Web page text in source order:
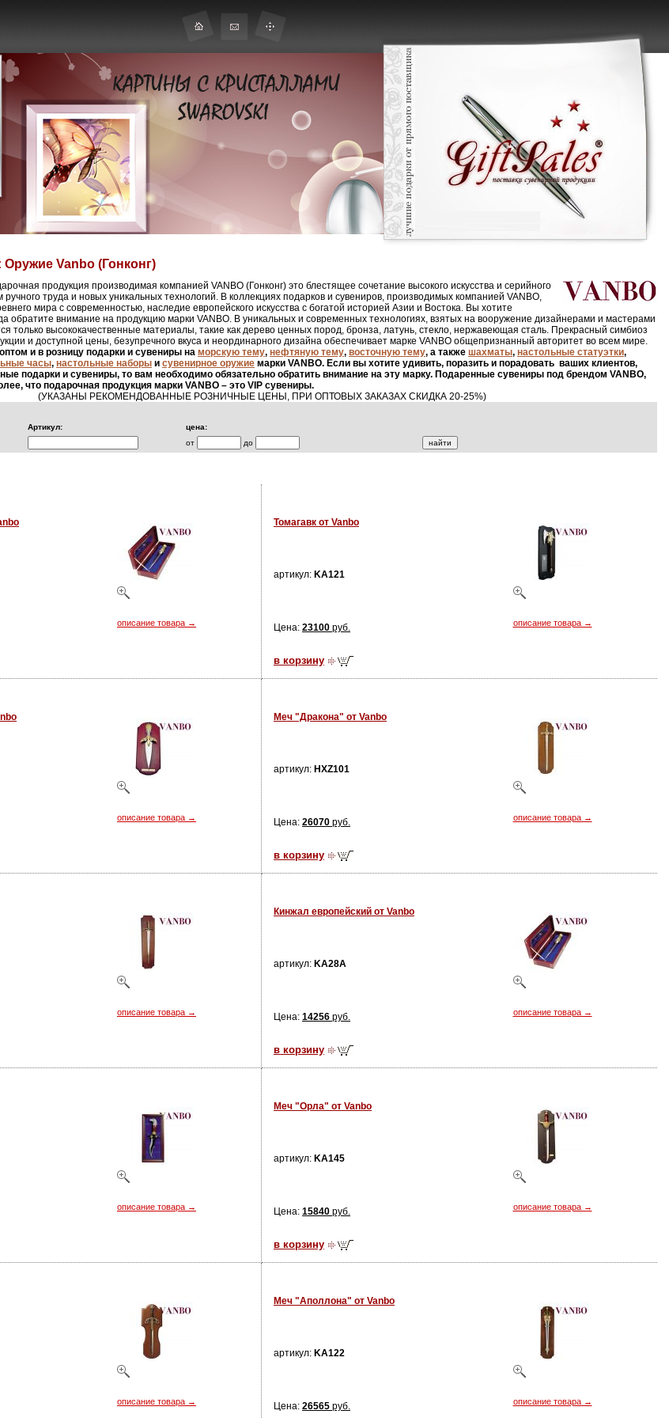
Vanbo (Гонконг)
продукция производимая компанией VANBO (Гонконг) это блестящее сочетание высокого искусства и серийного
труда и новых уникальных технологий. В коллекциях подарков и сувениров, производимых компанией VANBO,
мира с современностью, наследие европейского искусства с богатой историей Азии и Востока. Вы хотите
обратите внимание на продукцию марки VANBO. В уникальных и современных технологиях, взятых на вооружение дизайнерами и мастерами
только высококачественные материалы, такие как дерево ценных пород, бронза, латунь, стекло, нержавеющая сталь . Прекрасный симбиоз
и доступной цены, безупречного вкуса и неординарного дизайна обеспечивает марке VANBO общепризнанный авторитет во всем мире.
и в розницу подарки и сувениры на морскую тему, нефтяную тему, восточную тему, а также шахматы, настольные статуэтки,
часы, настольные наборы и сувенирное оружие марки VANBO. Если вы хотите удивить, поразить и порадовать ваших клиентов,
подарки и сувениры, то вам необходимо обязательно обратить внимание на эту марку. Подаренные сувениры под брендом VANBO,
что подарочная продукция марки VANBO – это VIP сувениры.
(УКАЗАНЫ РЕКОМЕНДОВАННЫЕ РОЗНИЧНЫЕ ЦЕНЫ, ПРИ ОПТОВЫХ ЗАКАЗАХ СКИДКА 20-25%)
Артикул:
цена:
от
до
описание товара →
Томагавк от Vanbo
описание товара →
артикул: KA121
Цена: 23100 руб.
в корзину
описание товара →
Меч "Дракона" от Vanbo
описание товара →
артикул: HXZ101
Цена: 26070 руб.
в корзину
описание товара →
Кинжал европейский от Vanbo
описание товара →
артикул: KA28A
Цена: 14256 руб.
в корзину
описание товара →
Меч "Орла" от Vanbo
описание товара →
артикул: KA145
Цена: 15840 руб.
в корзину
описание товара →
Меч "Аполлона" от Vanbo
описание товара →
артикул: KA122
Цена: 26565 руб.